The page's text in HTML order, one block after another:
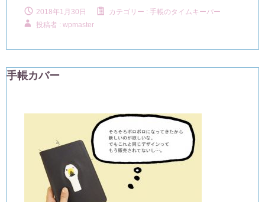
2018年1月30日 カテゴリー : 手帳のタイムキーパー
投稿者 : wpmaster
手帳カバー